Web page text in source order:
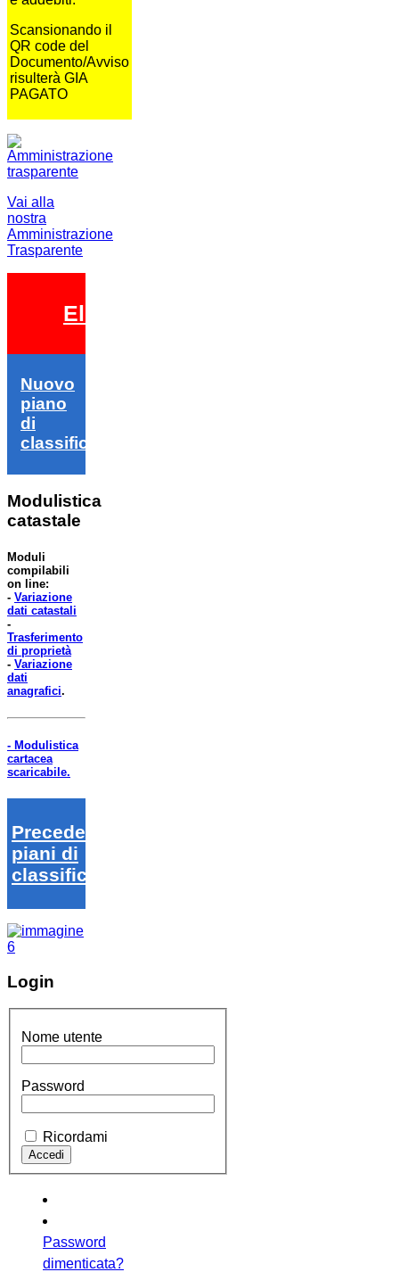
Scansionando il
QR code del
Documento/Avviso
risulterà GIA
PAGATO
Vai alla
nostra
Amministrazione
Trasparente
Elezioni 2026
Nuovo
piano
di
classifica
Modulistica
catastale
Moduli
compilabili
on line:
- Variazione
dati catastali
-
Trasferimento
di proprietà
- Variazione
dati
anagrafici.
- Modulistica
cartacea
scaricabile.
Precedenti
piani di
classifica
Login
Nome utente
Password
Ricordami
Password
dimenticata?